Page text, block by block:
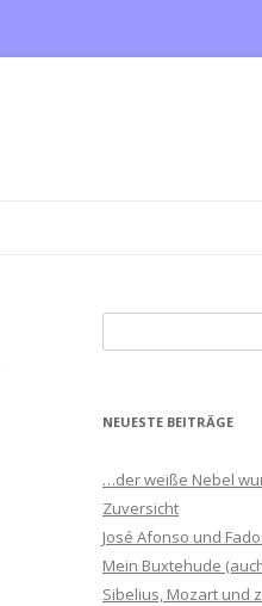
u
h
n
a
c
h
NEUESTE BEITRÄGE
…der weiße Nebel
Zuversicht
José Afonso und
Mein Buxtehude
Sibelius, Mozart und